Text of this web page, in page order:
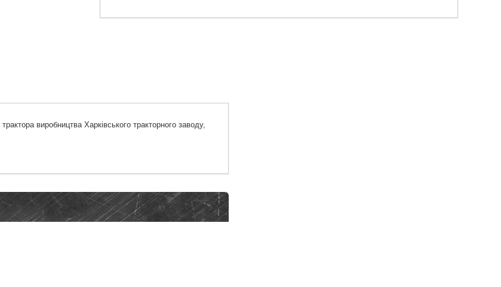
трактора виробництва Харківського тракторного заводу,